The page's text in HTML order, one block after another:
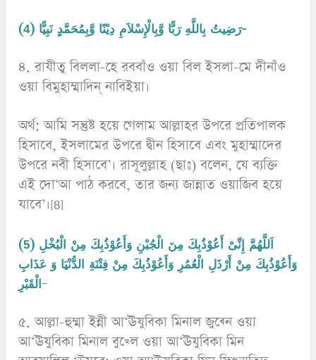
(4) رَضِيتُ بِاللَّهِ رَبًّا وَّبِالْإِسْلاَمِ دِيْنًا وَّبِمُحَمَّدٍ نَبِيًّا-
৪. রাযীতু বিললা-হে রববাঁও ওয়া বিল ইসলা-মে দীনাঁও
ওয়া বিমুহাম্মাদিন্ নাবিইয়া।
অর্থ: আমি সন্তুষ্ট হয়ে গেলাম আল্লাহর উপরে প্রতিপালক
হিসাবে, ইসলামের উপরে দ্বীন হিসাবে এবং মুহাম্মাদের
উপরে নবী হিসাবে’। রাসূলুল্লাহ (ছাঃ) বলেন, যে ব্যক্তি
এই দো‘আ পাঠ করবে, তার জন্য জান্নাত ওয়াজিব হয়ে
যাবে’।[8]
(5) اَللَّهُمَّ إِنِّىْ أَعُوْذُبِكَ مِنَ الْجُبْنِ وَأَعُوْذُبِكَ مِنْ الْبُخْلِ
وَأَعُوْذُبِكَ مِنْ أَرْذَلِ الْعُمُرِ وَأَعُوْذُبِكَ مِنْ فِتْنَةِ الدُّنْيَا وَ عَذَابِ
الْقَبْرِ–
৫. আল্লা-হুম্মা ইন্নী আ‘ঊযুবিকা মিনাল জুব্নে ওয়া
আ‘ঊযুবিকা মিনাল বুখ্লে ওয়া আ‘ঊযুবিকা মিন